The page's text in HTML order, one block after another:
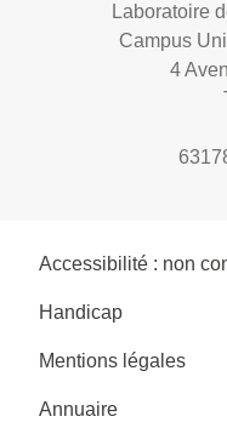
Laboratoire
Campus
4
Accessibilité : non
Handicap
Mentions légales
Annuaire